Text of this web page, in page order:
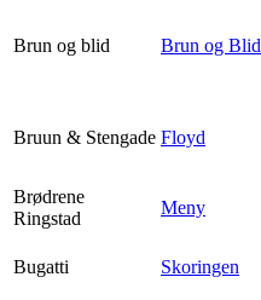
Brun og blid Brun og Blid
Bruun & Stengade Floyd
Brødrene
Ringstad
Meny
Bugatti Skoringen